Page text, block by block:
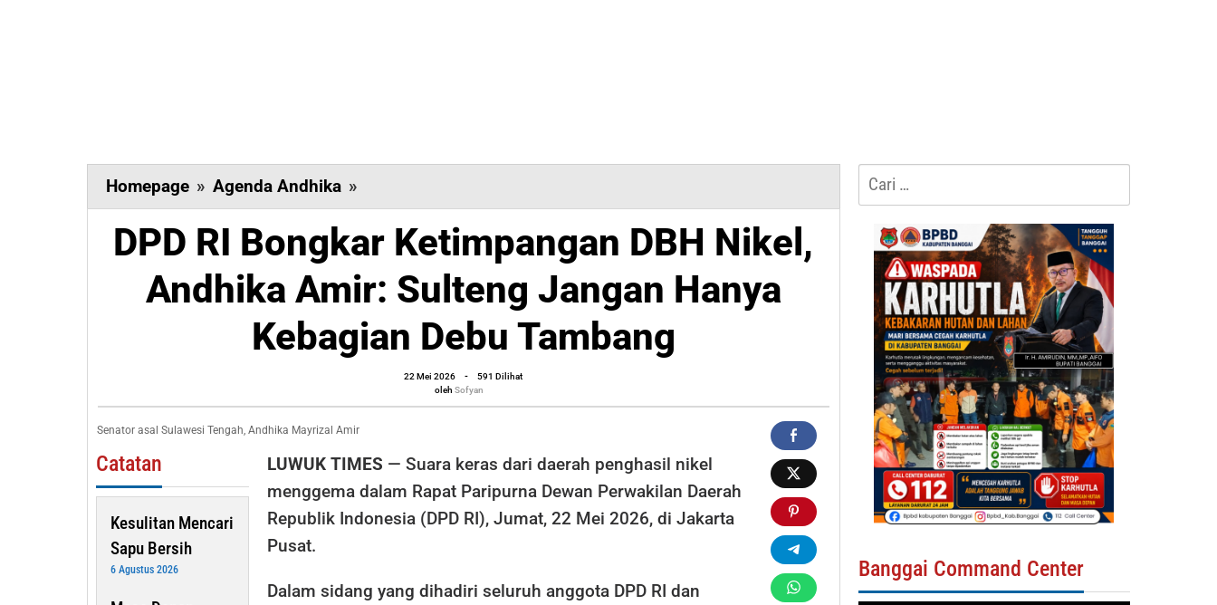
Homepage » Agenda Andhika »
RI
Bongkar
Ketimpangan
DBH
Andhika
Jangan
Kebagian
Debu
Tambang
DPD RI Bongkar Ketimpangan DBH Nikel,
Andhika Amir: Sulteng Jangan Hanya
Kebagian Debu Tambang
22 Mei 2026
oleh
Sofyan
-
591 Dilihat
oleh Sofyan
Senator asal Sulawesi Tengah, Andhika Mayrizal Amir
Catatan
Kesulitan Mencari
Sapu Bersih
6 Agustus 2026
LUWUK TIMES — Suara keras dari daerah penghasil nikel
menggema dalam Rapat Paripurna Dewan Perwakilan Daerah
Republik Indonesia (DPD RI), Jumat, 22 Mei 2026, di Jakarta
Pusat.
Dalam sidang yang dihadiri seluruh anggota DPD RI dan
Cari
untuk:
Banggai Command Center